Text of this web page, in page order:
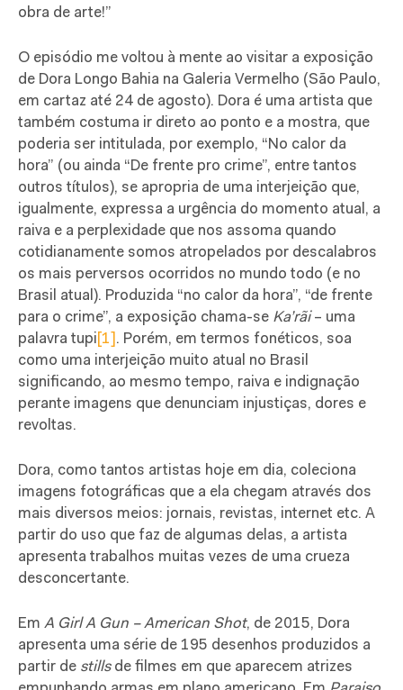
obra de arte!”
O episódio me voltou à mente ao visitar a exposição
de Dora Longo Bahia na Galeria Vermelho (São Paulo,
em cartaz até 24 de agosto). Dora é uma artista que
também costuma ir direto ao ponto e a mostra, que
poderia ser intitulada, por exemplo, “No calor da
hora” (ou ainda “De frente pro crime”, entre tantos
outros títulos), se apropria de uma interjeição que,
igualmente, expressa a urgência do momento atual, a
raiva e a perplexidade que nos assoma quando
cotidianamente somos atropelados por descalabros
os mais perversos ocorridos no mundo todo (e no
Brasil atual). Produzida “no calor da hora”, “de frente
para o crime”, a exposição chama-se Ka’rãi– uma
palavra tupi [1] . Porém, em termos fonéticos, soa
como uma interjeição muito atual no Brasil
significando, ao mesmo tempo, raiva e indignação
perante imagens que denunciam injustiças, dores e
revoltas.
Dora, como tantos artistas hoje em dia, coleciona
imagens fotográficas que a ela chegam através dos
mais diversos meios: jornais, revistas, internet etc. A
partir do uso que faz de algumas delas, a artista
apresenta trabalhos muitas vezes de uma crueza
desconcertante.
Em A Girl A Gun – American Shot, de 2015, Dora
apresenta uma série de 195 desenhos produzidos a
partir de stillsde filmes em que aparecem atrizes